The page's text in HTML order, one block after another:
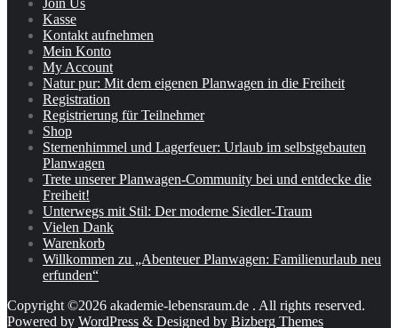
Kasse
Kontakt aufnehmen
Mein Konto
My Account
Natur pur: Mit dem eigenen Planwagen in die Freiheit
Registration
Registrierung für Teilnehmer
Shop
Sternenhimmel und Lagerfeuer: Urlaub im selbstgebauten
Planwagen
Trete unserer Planwagen-Community bei und entdecke die
Freiheit!
Unterwegs mit Stil: Der moderne Siedler-Traum
Vielen Dank
Warenkorb
Willkommen zu „Abenteuer Planwagen: Familienurlaub neu
erfunden“
Copyright ©2026 akademie-lebensraum.de . All rights reserved.
Powered by WordPress & Designed by Bizberg Themes